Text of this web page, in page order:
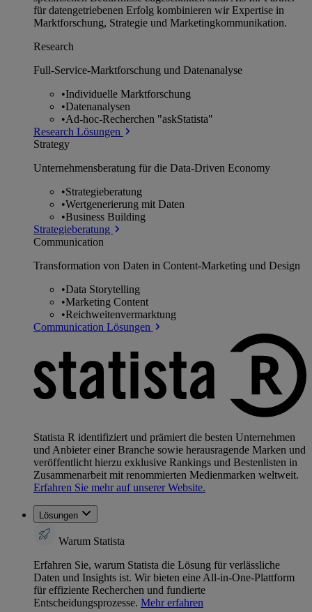
für datengetriebenen Erfolg kombinieren wir Expertise in
Marktforschung, Strategie und Marketingkommunikation.
Research
Full-Service-Marktforschung und Datenanalyse
•Individuelle Marktforschung
•Datenanalysen
•Ad-hoc-Recherchen "askStatista"
Research Lösungen
Strategy
Unternehmens­beratung für die Data-Driven Economy
•Strategieberatung
•Wertgenerierung mit Daten
•Business Building
Strategieberatung
Communication
Transformation von Daten in Content-Marketing und Design
•Data Storytelling
•Marketing Content
•Reichweitenvermarktung
Communication Lösungen
Statista R identifiziert und prämiert die besten Unternehmen
und Anbieter einer Branche sowie herausragende Marken und
veröffentlicht hierzu exklusive Rankings und Bestenlisten in
Zusammenarbeit mit renommierten Medienmarken weltweit.
Erfahren Sie mehr auf unserer Website.
Lösungen
Warum Statista
Erfahren Sie, warum Statista die Lösung für verlässliche
Daten und Insights ist. Wir bieten eine All-in-One-Plattform
für effiziente Recherchen und fundierte
Entscheidungsprozesse. Mehr erfahren